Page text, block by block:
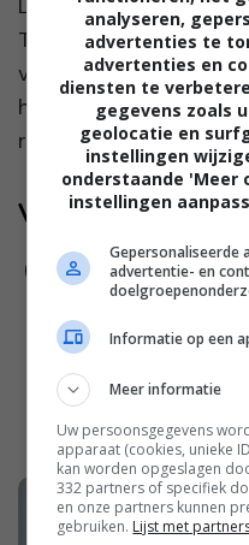
Lezen is al jaren een
Toen de kinderen klein
voor, maar
helemaal herontdekt.
roman...
Volg jij ons al?
analyseren,
advertenties te
advertenties en
diensten te
gegevens zoals
geolocatie en
instellingen
onderstaande 'Meer
instellingen
Gepersonaliseerde
advertentie- en
Informatie op een
Meer informatie
Uw persoonsgegevens
apparaat (cookies, unieke
kan worden opgeslagen
332 partners of specifiek
en onze partners kunnen
gebruiken. Lijst met